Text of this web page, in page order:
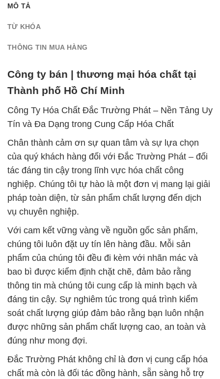
MÔ TẢ
TỪ KHÓA
THÔNG TIN MUA HÀNG
Công ty bán | thương mại hóa chất tại
Thành phố Hồ Chí Minh
Công Ty Hóa Chất Đắc Trường Phát – Nền Tảng Uy
Tín và Đa Dạng trong Cung Cấp Hóa Chất
Chân thành cảm ơn sự quan tâm và sự lựa chọn
của quý khách hàng đối với Đắc Trường Phát – đối
tác đáng tin cậy trong lĩnh vực hóa chất công
nghiệp. Chúng tôi tự hào là một đơn vị mang lại giải
pháp toàn diện, từ sản phẩm chất lượng đến dịch
vụ chuyên nghiệp.
Với cam kết vững vàng về nguồn gốc sản phẩm,
chúng tôi luôn đặt uy tín lên hàng đầu. Mỗi sản
phẩm của chúng tôi đều đi kèm với nhãn mác và
bao bì được kiểm định chặt chẽ, đảm bảo rằng
thông tin mà chúng tôi cung cấp là minh bạch và
đáng tin cậy. Sự nghiêm túc trong quá trình kiểm
soát chất lượng giúp đảm bảo rằng bạn luôn nhận
được những sản phẩm chất lượng cao, an toàn và
đúng như mong đợi.
Đắc Trường Phát không chỉ là đơn vị cung cấp hóa
chất mà còn là đối tác đồng hành, sẵn sàng hỗ trợ